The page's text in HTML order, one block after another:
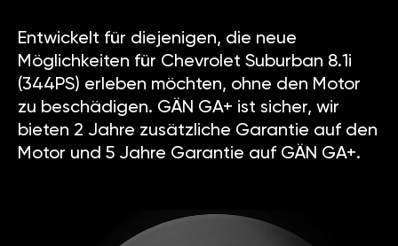
Entwickelt für diejenigen, die neue
Möglichkeiten für Chevrolet Suburban 8.1i
(344PS) erleben möchten, ohne den Motor
zu beschädigen. GÄN GA+ ist sicher, wir
bieten 2 Jahre zusätzliche Garantie auf den
Motor und 5 Jahre Garantie auf GÄN GA+.